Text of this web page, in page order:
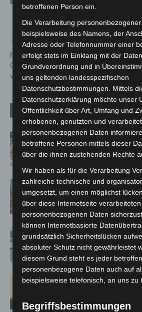
Vorheriger Artikel
Bauliche Mängel: Kita „Zum
Guten Hirten“ in Godshorn
vorübergehend geschlossen
ADAC
Verwandte Artikel Mehr vom Autor
Kunst trifft
Susann Mehring
Jacques’ Wein-
A2: Zweite
zwischen
Bothfeld
Niedersachsen:
kehren nach
Spanien zurück
Hannover: Erste
Population in
betroffenen Person ein.
Die Verarbeitung personenbezogener
beispielsweise des Namens, der
Adresse oder Telefonnummer einer
erfolgt stets im Einklang mit der
Grundverordnung und in
uns geltenden landesspezifischen
Datenschutzbestimmungen. Mittels
Datenschutzerklärung möchte unser
Öffentlichkeit über Art, Umfang und
erhobenen, genutzten und
personenbezogenen Daten
betroffene Personen mittels dieser
über die ihnen zustehenden Rechte
Wir haben als für die Verarbeitung
zahlreiche technische und
umgesetzt, um einen möglichst
über diese Internetseite verarbeiteten
personenbezogenen Daten
können Internetbasierte
grundsätzlich Sicherheitslücken
absoluter Schutz nicht gewährleistet
diesem Grund steht es jeder
personenbezogene Daten auch auf
beispielsweise telefonisch, an uns zu
Begriffsbestimmungen